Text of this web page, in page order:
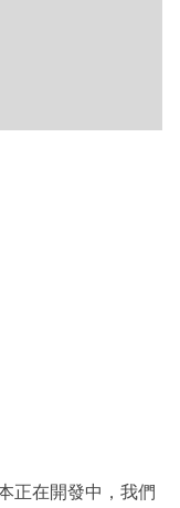
正在開發中，我們